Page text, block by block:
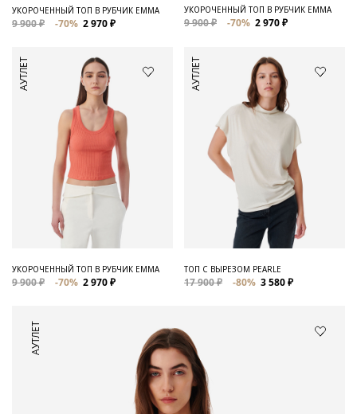
Для нее
Сумки и аксессуары
УКОРОЧЕННЫЙ ТОП В РУБЧИК EMMA
9 900 ₽ -70% 2 970 ₽
УКОРОЧЕННЫЙ ТОП В РУБЧИК EMMA
9 900 ₽ -70% 2 970 ₽
АУТЛЕТ
УКОРОЧЕННЫЙ ТОП В РУБЧИК EMMA
9 900 ₽ -70% 2 970 ₽
АУТЛЕТ
ТОП С ВЫРЕЗОМ PEARLE
17 900 ₽ -80% 3 580 ₽
АУТЛЕТ